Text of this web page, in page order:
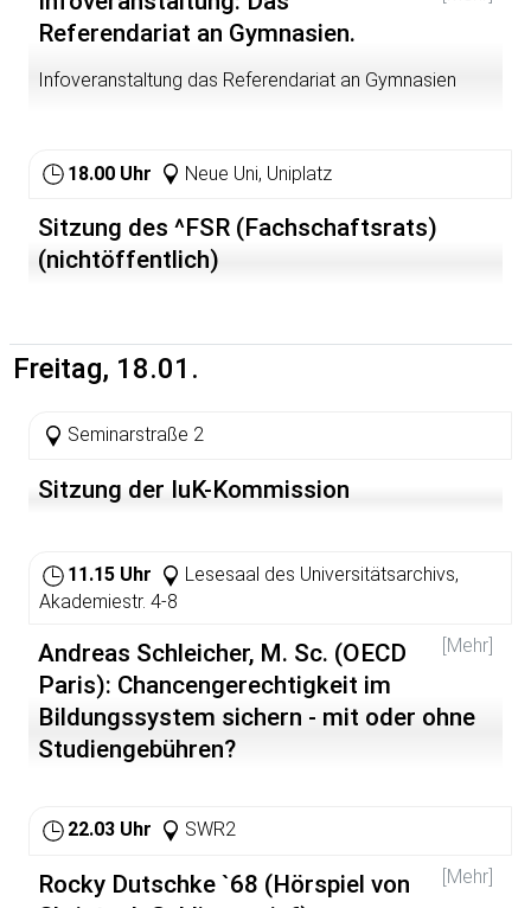
Referendariat an Gymnasien.
Infoveranstaltung das Referendariat an Gymnasien
18.00 Uhr Neue Uni, Uniplatz
Sitzung des ^FSR (Fachschaftsrats)
(nichtöffentlich)
Freitag, 18.01.
Seminarstraße 2
Sitzung der IuK-Kommission
11.15 Uhr
Lesesaal des Universitätsarchivs,
Akademiestr. 4-8
[Mehr]
Andreas Schleicher, M. Sc. (OECD
Paris): Chancengerechtigkeit im
Bildungssystem sichern - mit oder ohne
Studiengebühren?
Institut für Bildungswissenschaft der Universität
Heidelberg - ist Leiter der Abteilung "Indikatoren und
internationaler Koordinator der PISA-Studie weithin
22.03 Uhr SWR2
[Mehr]
Rocky Dutschke `68 (Hörspiel von